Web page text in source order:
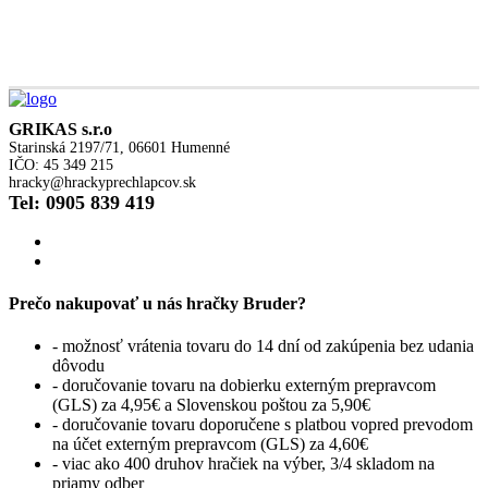
GRIKAS s.r.o
Starinská 2197/71, 06601 Humenné
IČO: 45 349 215
hracky@hrackyprechlapcov.sk
Tel: 0905 839 419
Prečo nakupovať u nás hračky Bruder?
- možnosť vrátenia tovaru do 14 dní od zakúpenia bez udania
dôvodu
- doručovanie tovaru na dobierku externým prepravcom
(GLS) za 4,95€ a Slovenskou poštou za 5,90€
- doručovanie tovaru doporučene s platbou vopred prevodom
na účet externým prepravcom (GLS) za 4,60€
- viac ako 400 druhov hračiek na výber, 3/4 skladom na
priamy odber